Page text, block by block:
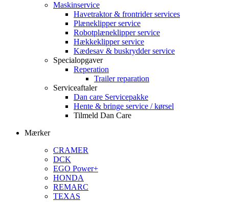
Maskinservice
Havetraktor & frontrider services
Plæneklipper service
Robotplæneklipper service
Hækkeklipper service
Kædesav & buskrydder service
Specialopgaver
Reperation
Trailer reparation
Serviceaftaler
Dan care Servicepakke
Hente & bringe service / kørsel
Tilmeld Dan Care
Mærker
CRAMER
DCK
EGO Power+
HONDA
REMARC
TEXAS